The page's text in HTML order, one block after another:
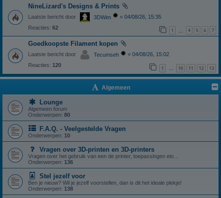
NineLizard's Designs & Prints
Laatste bericht door 3DWim « 04/08/26, 15:35
Reacties: 62 1 4 5 6 7
Goedkoopste Filament kopen
Laatste bericht door Tecumseh « 04/08/26, 15:02
Reacties: 120 1 … 10 11 12 13
Algemeen
Lounge
Algemeen forum
Onderwerpen: 80
F.A.Q. - Veelgestelde Vragen
Onderwerpen: 10
Vragen over 3D-printen en 3D-printers
Vragen over het gebruik van een de printer, toepassingen etc...
Onderwerpen: 136
Stel jezelf voor
Ben je nieuw? Wil je jezelf voorstellen, dan is dit het ideale plekje!
Onderwerpen: 138